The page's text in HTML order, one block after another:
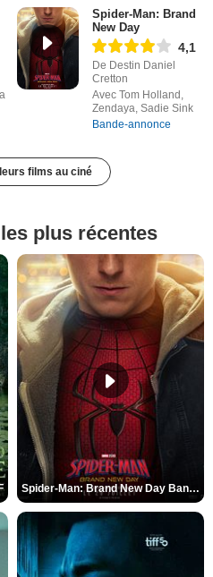
Spider-Man: Brand
New Day
4,1
De Destin Daniel
Cretton
Avec Tom Holland,
Zendaya, Sadie Sink
Bande-annonce
films au ciné
plus récentes
Spider-Man: Brand New Day Bande-annonce (3) VO STFR